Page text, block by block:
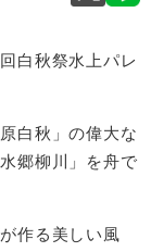
白秋祭水上パレ
白秋」の偉大な
郷柳川」を舟で
作る美しい風